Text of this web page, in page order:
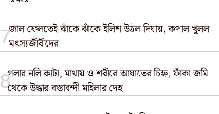
জাল ফেলতেই ঝাঁকে ঝাঁকে ইলিশ উঠল দিঘায়, কপাল খুলল
মৎস্যজীবীদের
গলার নলি কাটা, মাথায় ও শরীরে আঘাতের চিহ্ন, ফাঁকা জমি
থেকে উদ্ধার বস্তাবন্দী মহিলার দেহ